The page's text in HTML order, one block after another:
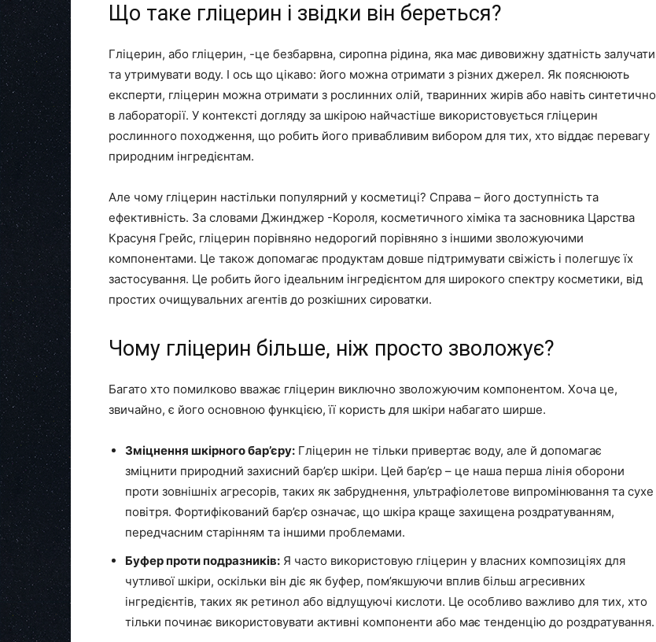
Що таке гліцерин і звідки він береться?
Гліцерин, або гліцерин, -це безбарвна, сиропна рідина, яка має дивовижну здатність залучати
та утримувати воду. І ось що цікаво: його можна отримати з різних джерел. Як пояснюють
експерти, гліцерин можна отримати з рослинних олій, тваринних жирів або навіть синтетично
в лабораторії. У контексті догляду за шкірою найчастіше використовується гліцерин
рослинного походження, що робить його привабливим вибором для тих, хто віддає перевагу
природним інгредієнтам.
Але чому гліцерин настільки популярний у косметиці? Справа – його доступність та
ефективність. За словами Джинджер -Короля, косметичного хіміка та засновника Царства
Красуня Грейс, гліцерин порівняно недорогий порівняно з іншими зволожуючими
компонентами. Це також допомагає продуктам довше підтримувати свіжість і полегшує їх
застосування. Це робить його ідеальним інгредієнтом для широкого спектру косметики, від
простих очищувальних агентів до розкішних сироватки.
Чому гліцерин більше, ніж просто зволожує?
Багато хто помилково вважає гліцерин виключно зволожуючим компонентом. Хоча це,
звичайно, є його основною функцією, її користь для шкіри набагато ширше.
Зміцнення шкірного бар’єру: Гліцерин не тільки привертає воду, але й допомагає
зміцнити природний захисний бар’єр шкіри. Цей бар’єр – це наша перша лінія оборони
проти зовнішніх агресорів, таких як забруднення, ультрафіолетове випромінювання та сухе
повітря. Фортифікований бар’єр означає, що шкіра краще захищена роздратуванням,
передчасним старінням та іншими проблемами.
Буфер проти подразників: Я часто використовую гліцерин у власних композиціях для
чутливої ​​шкіри, оскільки він діє як буфер, пом’якшуючи вплив більш агресивних
інгредієнтів, таких як ретинол або відлущуючі кислоти. Це особливо важливо для тих, хто
тільки починає використовувати активні компоненти або має тенденцію до роздратування.